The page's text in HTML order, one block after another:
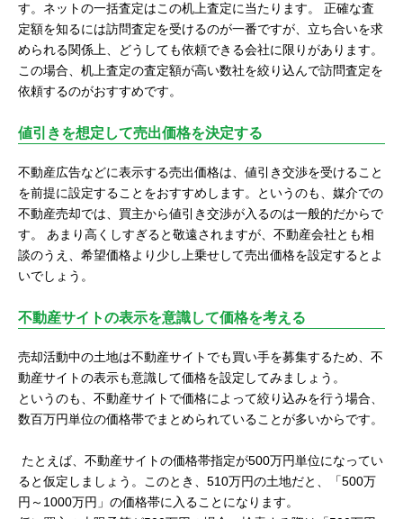
す。ネットの一括査定はこの机上査定に当たります。 正確な査
定額を知るには訪問査定を受けるのが一番ですが、立ち合いを求
められる関係上、どうしても依頼できる会社に限りがあります。
この場合、机上査定の査定額が高い数社を絞り込んで訪問査定を
依頼するのがおすすめです。
値引きを想定して売出価格を決定する
不動産広告などに表示する売出価格は、値引き交渉を受けること
を前提に設定することをおすすめします。というのも、媒介での
不動産売却では、買主から値引き交渉が入るのは一般的だからで
す。 あまり高くしすぎると敬遠されますが、不動産会社とも相
談のうえ、希望価格より少し上乗せして売出価格を設定するとよ
いでしょう。
不動産サイトの表示を意識して価格を考える
売却活動中の土地は不動産サイトでも買い手を募集するため、不
動産サイトの表示も意識して価格を設定してみましょう。
というのも、不動産サイトで価格によって絞り込みを行う場合、
数百万円単位の価格帯でまとめられていることが多いからです。
たとえば、不動産サイトの価格帯指定が500万円単位になってい
ると仮定しましょう。このとき、510万円の土地だと、「500万
円～1000万円」の価格帯に入ることになります。